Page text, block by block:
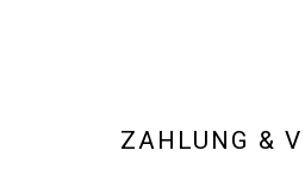
ZAHLUNG &